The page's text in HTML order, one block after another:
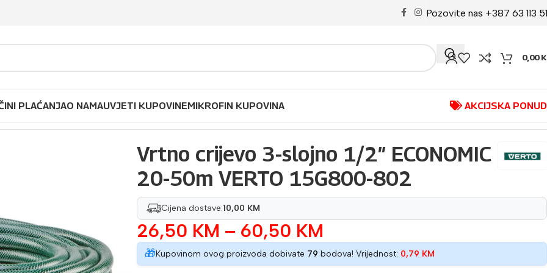
Pozovite nas +387 63 113
0,00
PLAĆANJAO NAMAUVJETI KUPOVINEMIKROFIN KUPOVINA AKCIJSKA
Vrtno crijevo 3-slojno 1/2″ ECONOMIC
20-50m VERTO 15G800-802
Cijena dostave:10,00 KM
26,50 KM – 60,50 KM
🎁Kupovinom ovog proizvoda dobivate 79 bodova! Vrijednost: 0,79 KM